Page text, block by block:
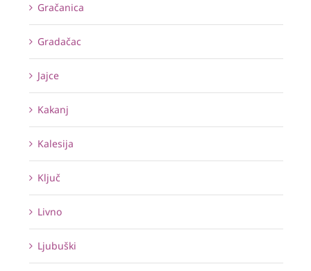
Gračanica
Gradačac
Jajce
Kakanj
Kalesija
Ključ
Livno
Ljubuški